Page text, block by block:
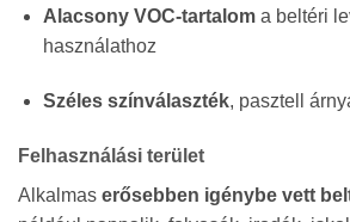
Alacsony VOC-tartaloma beltéri
használathoz
Széles színválaszték, pasztell
Felhasználási terület
Alkalmas erősebben igénybe vett